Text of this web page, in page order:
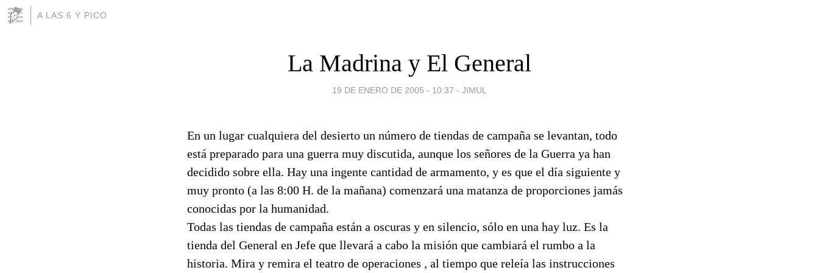
A LAS 6 Y PICO
La Madrina y El General
19 DE ENERO DE 2005 - 10:37 - JIMUL
En un lugar cualquiera del desierto un número de tiendas de campaña se levantan, todo
está preparado para una guerra muy discutida, aunque los señores de la Guerra ya han
decidido sobre ella. Hay una ingente cantidad de armamento, y es que el día siguiente y
muy pronto (a las 8:00 H. de la mañana) comenzará una matanza de proporciones jamás
conocidas por la humanidad.
Todas las tiendas de campaña están a oscuras y en silencio, sólo en una hay luz. Es la
tienda del General en Jefe que llevará a cabo la misión que cambiará el rumbo a la
historia. Mira y remira el teatro de operaciones , al tiempo que releía las instrucciones